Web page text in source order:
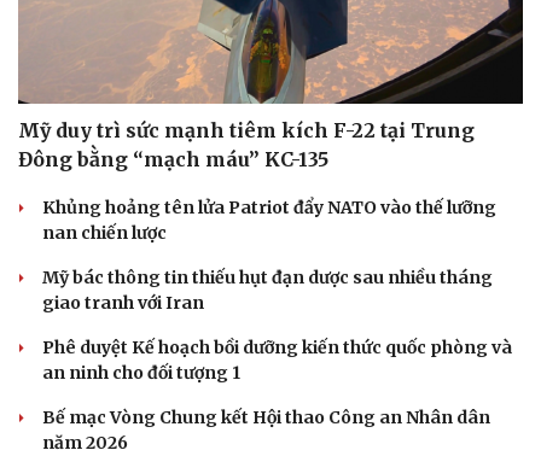
Mỹ duy trì sức mạnh tiêm kích F-22 tại Trung
Đông bằng “mạch máu” KC-135
Khủng hoảng tên lửa Patriot đẩy NATO vào thế lưỡng
nan chiến lược
Mỹ bác thông tin thiếu hụt đạn dược sau nhiều tháng
giao tranh với Iran
Phê duyệt Kế hoạch bồi dưỡng kiến thức quốc phòng và
an ninh cho đối tượng 1
Bế mạc Vòng Chung kết Hội thao Công an Nhân dân
năm 2026